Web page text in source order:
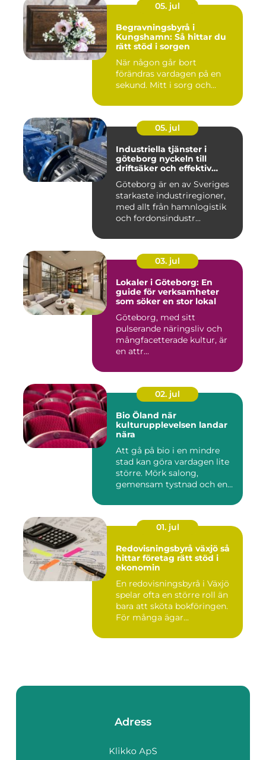
05. jul
Begravningsbyrå i
Kungshamn: Så hittar du
rätt stöd i sorgen
När någon går bort
förändras vardagen på en
sekund. Mitt i sorg och...
05. jul
Industriella tjänster i
göteborg nyckeln till
driftsäker och effektiv
Göteborg är en av Sveriges
starkaste industriregioner,
med allt från hamnlogistik
och fordonsindustr...
03. jul
Lokaler i Göteborg: En
guide för verksamheter
som söker en stor lokal
Göteborg, med sitt
pulserande näringsliv och
mångfacetterade kultur, är
en attr...
02. jul
Bio Öland när
kulturupplevelsen landar
nära
Att gå på bio i en mindre
stad kan göra vardagen lite
större. Mörk salong,
gemensam tystnad och en
01. jul
Redovisningsbyrå växjö så
hittar företag rätt stöd i
ekonomin
En redovisningsbyrå i Växjö
spelar ofta en större roll än
bara att sköta bokföringen.
För många ägar...
Adress